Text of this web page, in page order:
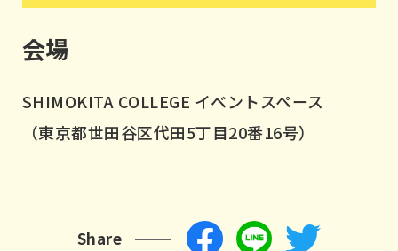
会場
SHIMOKITA COLLEGE イベントスペース
（東京都世田谷区代田5丁目20番16号）
Share